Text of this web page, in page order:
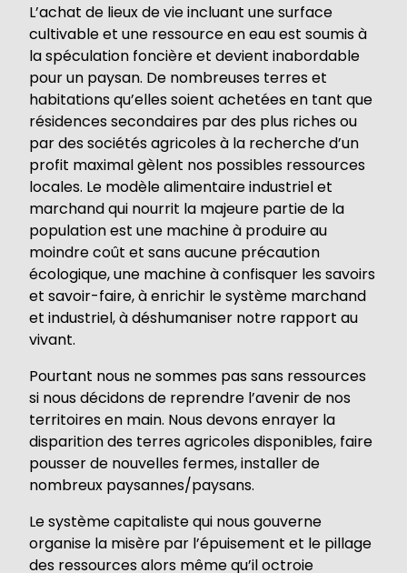
L’achat de lieux de vie incluant une surface
cultivable et une ressource en eau est soumis à
la spéculation foncière et devient inabordable
pour un paysan. De nombreuses terres et
habitations qu’elles soient achetées en tant que
résidences secondaires par des plus riches ou
par des sociétés agricoles à la recherche d’un
profit maximal gèlent nos possibles ressources
locales. Le modèle alimentaire industriel et
marchand qui nourrit la majeure partie de la
population est une machine à produire au
moindre coût et sans aucune précaution
écologique, une machine à confisquer les savoirs
et savoir-faire, à enrichir le système marchand
et industriel, à déshumaniser notre rapport au
vivant.
Pourtant nous ne sommes pas sans ressources
si nous décidons de reprendre l’avenir de nos
territoires en main. Nous devons enrayer la
disparition des terres agricoles disponibles, faire
pousser de nouvelles fermes, installer de
nombreux paysannes/paysans.
Le système capitaliste qui nous gouverne
organise la misère par l’épuisement et le pillage
des ressources alors même qu’il octroie